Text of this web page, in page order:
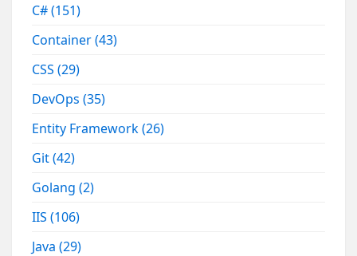
C#(151)
Container(43)
CSS(29)
DevOps(35)
Entity Framework(26)
Git(42)
Golang(2)
IIS(106)
Java(29)